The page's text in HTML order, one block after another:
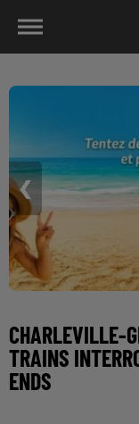
❮
CHARLEVILLE-
TRAINS
ENDS